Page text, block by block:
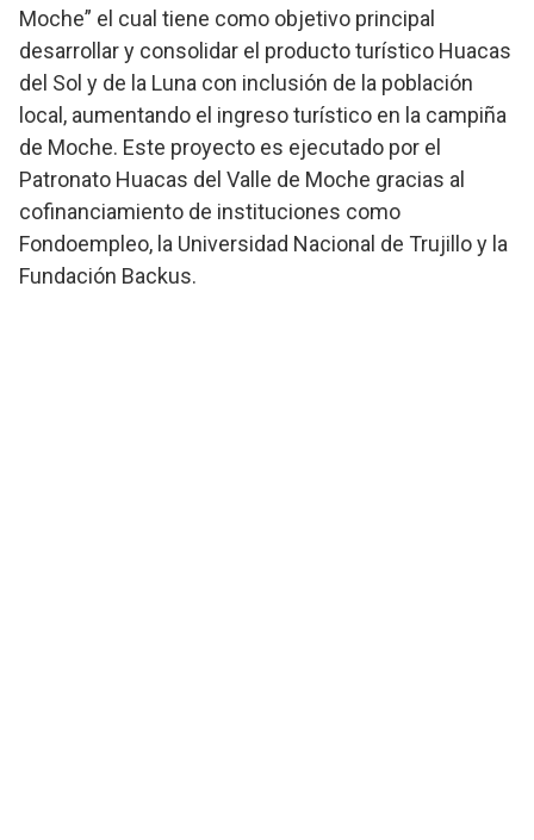
Moche” el cual tiene como objetivo principal
desarrollar y consolidar el producto turístico Huacas
del Sol y de la Luna con inclusión de la población
local, aumentando el ingreso turístico en la campiña
de Moche. Este proyecto es ejecutado por el
Patronato Huacas del Valle de Moche gracias al
cofinanciamiento de instituciones como
Fondoempleo, la Universidad Nacional de Trujillo y la
Fundación Backus.